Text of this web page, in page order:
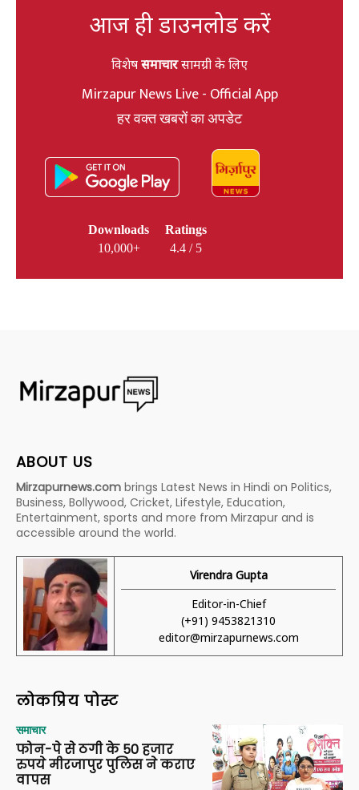
आज ही डाउनलोड करें
विशेषसमाचारसामग्री के लिए
Mirzapur News Live - Official App
हर वक्त खबरों का अपडेट
Downloads
10,000+
Ratings
4.4 / 5
ABOUT US
Mirzapurnews.com brings Latest News in Hindi on Politics,
Business, Bollywood, Cricket, Lifestyle, Education,
Entertainment, sports and more from Mirzapur and is
accessible around the world.
Virendra Gupta
Editor-in-Chief
(+91) 9453821310
editor@mirzapurnews.com
लोकप्रिय पोस्ट
समाचार
फोन-पे से ठगी के 50 हजार
रुपये मीरजापुर पुलिस ने कराए
वापस